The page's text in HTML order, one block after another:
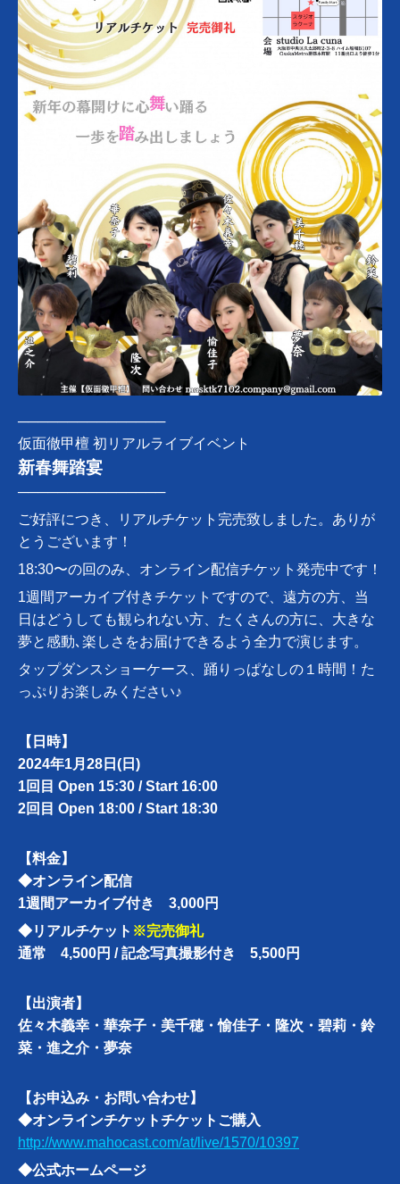
───────────────
仮面徹甲檀 初リアルライブイベント
新春舞踏宴
───────────────
ご好評につき、リアルチケット完売致しました。ありが
とうございます！
18:30〜の回のみ、オンライン配信チケット発売中です！
1週間アーカイブ付きチケットですので、遠方の方、当
日はどうしても観られない方、たくさんの方に、大きな
夢と感動､楽しさをお届けできるよう全力で演じます。
タップダンスショーケース、踊りっぱなしの１時間！た
っぷりお楽しみください♪
【日時】
2024年1月28日(日)
1回目 Open 15:30 / Start 16:00
2回目 Open 18:00 / Start 18:30
【料金】
◆オンライン配信
1週間アーカイブ付き 3,000円
◆リアルチケット ※完売御礼
通常 4,500円 / 記念写真撮影付き 5,500円
【出演者】
佐々木義幸・華奈子・美千穂・愉佳子・ 隆次・碧莉・鈴
菜・進之介・夢奈
【お申込み・お問い合わせ】
◆オンラインチケットチケットご購入
http://www.mahocast.com/at/live/1570/10397
◆公式ホームページ